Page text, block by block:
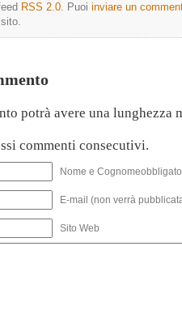
RSS 2.0. Puoi inviare un
potrà avere una lunghezza
commenti consecutivi.
Nome e
E-mail (non verrà
Sito Web